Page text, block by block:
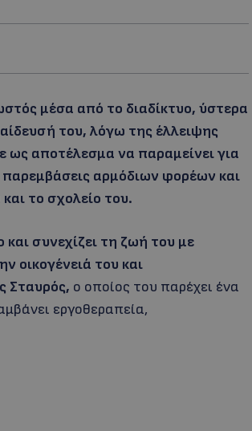
μέσα από το διαδίκτυο, ύστερα
του, λόγω της έλλειψης
ως αποτέλεσμα να παραμείνει για
αρμόδιων φορέων και
το σχολείο του.
συνεχίζει τη ζωή του με
οικογένειά του και
Σταυρός, ο οποίος του παρέχει ένα
εργοθεραπεία,